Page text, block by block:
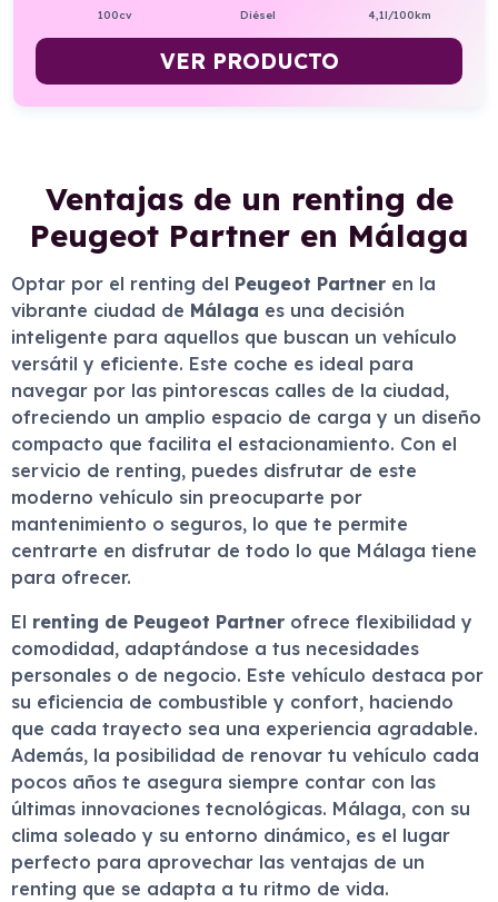
100cv Diésel 4,1l/100km
VER PRODUCTO
Ventajas de un renting de
Peugeot Partner en Málaga
Optar por el renting del Peugeot Partner en la
vibrante ciudad de Málaga es una decisión
inteligente para aquellos que buscan un vehículo
versátil y eficiente. Este coche es ideal para
navegar por las pintorescas calles de la ciudad,
ofreciendo un amplio espacio de carga y un diseño
compacto que facilita el estacionamiento. Con el
servicio de renting, puedes disfrutar de este
moderno vehículo sin preocuparte por
mantenimiento o seguros, lo que te permite
centrarte en disfrutar de todo lo que Málaga tiene
para ofrecer.
El renting de Peugeot Partner ofrece flexibilidad y
comodidad, adaptándose a tus necesidades
personales o de negocio. Este vehículo destaca por
su eficiencia de combustible y confort, haciendo
que cada trayecto sea una experiencia agradable.
Además, la posibilidad de renovar tu vehículo cada
pocos años te asegura siempre contar con las
últimas innovaciones tecnológicas. Málaga, con su
clima soleado y su entorno dinámico, es el lugar
perfecto para aprovechar las ventajas de un
renting que se adapta a tu ritmo de vida.